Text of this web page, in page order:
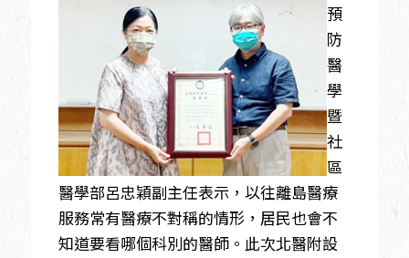
預
防
醫
學
暨
社
區
醫學部呂忠穎副主任表示，以往離島醫療
服務常有醫療不對稱的情形，居民也會不
知道要看哪個科別的醫師。此次北醫附設